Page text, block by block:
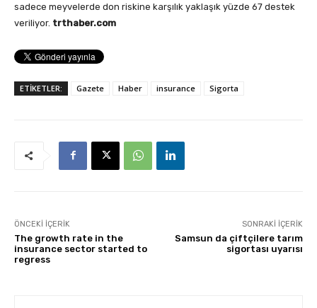
sadece meyvelerde don riskine karşılık yaklaşık yüzde 67 destek
veriliyor. trthaber.com
ETİKETLER: Gazete Haber insurance Sigorta
ÖNCEKI İÇERIK
The growth rate in the
insurance sector started to
regress
SONRAKI İÇERIK
Samsun da çiftçilere tarım
sigortası uyarısı